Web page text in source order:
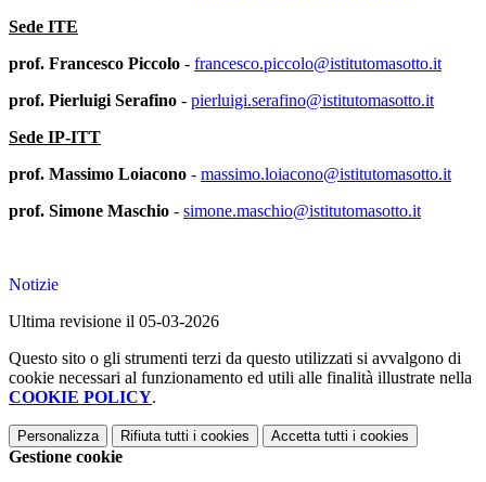
Sede ITE
prof. Francesco Piccolo - francesco.piccolo@istitutomasotto.it
prof. Pierluigi Serafino - pierluigi.serafino@istitutomasotto.it
Sede IP-ITT
prof. Massimo Loiacono - massimo.loiacono@istitutomasotto.it
prof. Simone Maschio - simone.maschio@istitutomasotto.it
Notizie
Ultima revisione il 05-03-2026
Questo sito o gli strumenti terzi da questo utilizzati si avvalgono di
cookie necessari al funzionamento ed utili alle finalità illustrate nella
COOKIE POLICY.
Personalizza Rifiuta tutti i cookies Accetta tutti i cookies
Gestione cookie